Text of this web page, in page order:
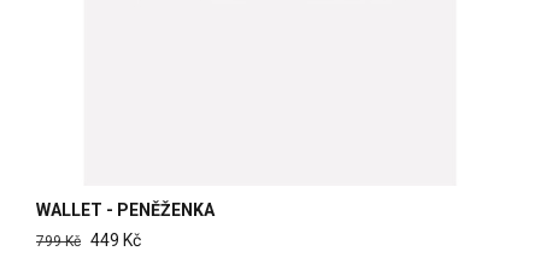
WALLET - PENĚŽENKA
799 Kč 449 Kč